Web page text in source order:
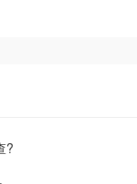
?